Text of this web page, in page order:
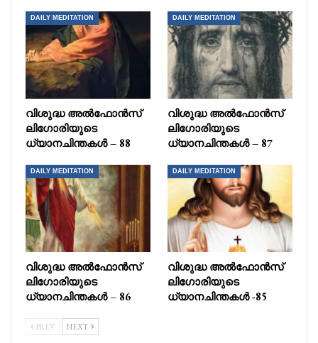
DAILY MEDITATION
വിശുദ്ധ അൽഫോൻസ്
ലിഗോരിയുടെ
ധ്യാനചിന്തകൾ – 88
DAILY MEDITATION
വിശുദ്ധ അൽഫോൻസ്
ലിഗോരിയുടെ
ധ്യാനചിന്തകൾ – 87
DAILY MEDITATION
വിശുദ്ധ അൽഫോൻസ്
ലിഗോരിയുടെ
ധ്യാനചിന്തകൾ – 86
DAILY MEDITATION
വിശുദ്ധ അൽഫോൻസ്
ലിഗോരിയുടെ
ധ്യാനചിന്തകൾ -85
PREV NEXT